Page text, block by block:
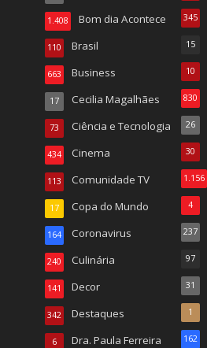
Bom dia Acontece
1.408
Brasil
110
Business
663
Cecilia Magalhães
17
Ciência e Tecnologia
73
Cinema
434
Comunidade TV
113
Copa do Mundo
17
Coronavirus
164
Culinária
240
Decor
141
Destaques
342
Dra. Paula Ferreira
6
345
15
10
830
26
30
1.156
4
237
97
31
1
162